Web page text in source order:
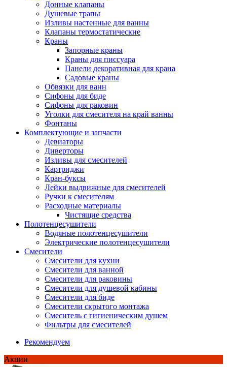
Донные клапаны
Душевые трапы
Изливы настенные для ванны
Клапаны термостатические
Краны
Запорные краны
Краны для писсуара
Панели декоративная для крана
Садовые краны
Обвязки для ванн
Сифоны для биде
Сифоны для раковин
Уголки для смесителя на край ванны
Фонтаны
Комплектующие и запчасти
Девиаторы
Диверторы
Изливы для смесителей
Картриджи
Кран-буксы
Лейки выдвижные для смесителей
Ручки к смесителям
Расходные материалы
Чистящие средства
Полотенцесушители
Водяные полотенцесушители
Электрические полотенцесушители
Смесители
Смесители для кухни
Смесители для ванной
Смесители для раковины
Смесители для душевой кабины
Смесители для биде
Смесители скрытого монтажа
Смеситель с гигиеническим душем
Фильтры для смесителей
Рекомендуем
Акции